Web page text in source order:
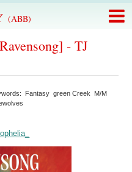
(ABB)
- TJ
Fantasy green Creek
M/M
ophelia_